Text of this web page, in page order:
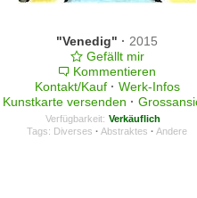
"Venedig" · 2015
Gefällt mir
Kommentieren
Kontakt/Kauf · Werk-Infos
Kunstkarte versenden ·
Verfügbarkeit: Verkäuflich
Tags: Diverses · Abstraktes · Andere